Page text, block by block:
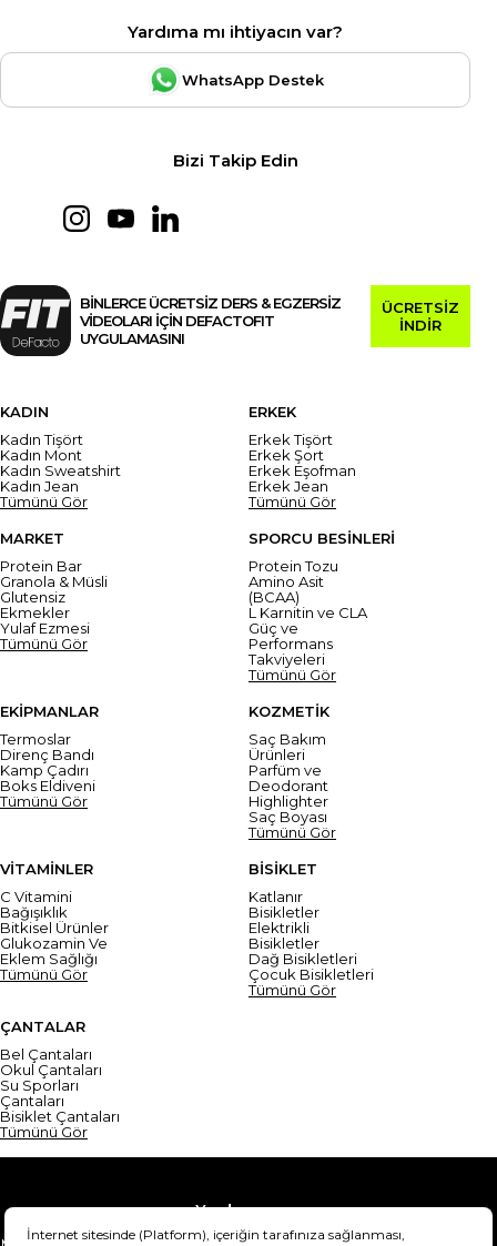
Yardıma mı ihtiyacın var?
WhatsApp Destek
Bizi Takip Edin
BİNLERCE ÜCRETSİZ DERS & EGZERSİZ
VİDEOLARI İÇİN DEFACTOFIT
UYGULAMASINI
ÜCRETSİZ
İNDİR
KADIN
Kadın Tişört
Kadın Mont
Kadın Sweatshirt
Kadın Jean
Tümünü Gör
ERKEK
Erkek Tişört
Erkek Şort
Erkek Eşofman
Erkek Jean
Tümünü Gör
MARKET
Protein Bar
Granola & Müsli
Glutensiz
Ekmekler
Yulaf Ezmesi
Tümünü Gör
SPORCU BESİNLERİ
Protein Tozu
Amino Asit
(BCAA)
L Karnitin ve CLA
Güç ve
Performans
Takviyeleri
Tümünü Gör
EKİPMANLAR
Termoslar
Direnç Bandı
Kamp Çadırı
Boks Eldiveni
Tümünü Gör
KOZMETİK
Saç Bakım
Ürünleri
Parfüm ve
Deodorant
Highlighter
Saç Boyası
Tümünü Gör
VİTAMİNLER
C Vitamini
Bağışıklık
Bitkisel Ürünler
Glukozamin Ve
Eklem Sağlığı
Tümünü Gör
BİSİKLET
Katlanır
Bisikletler
Elektrikli
Bisikletler
Dağ Bisikletleri
Çocuk Bisikletleri
Tümünü Gör
ÇANTALAR
Bel Çantaları
Okul Çantaları
Su Sporları
Çantaları
Bisiklet Çantaları
Tümünü Gör
Yardım